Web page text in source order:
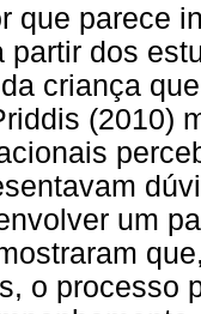
que parece
partir dos
criança
(2010)
um
o processo